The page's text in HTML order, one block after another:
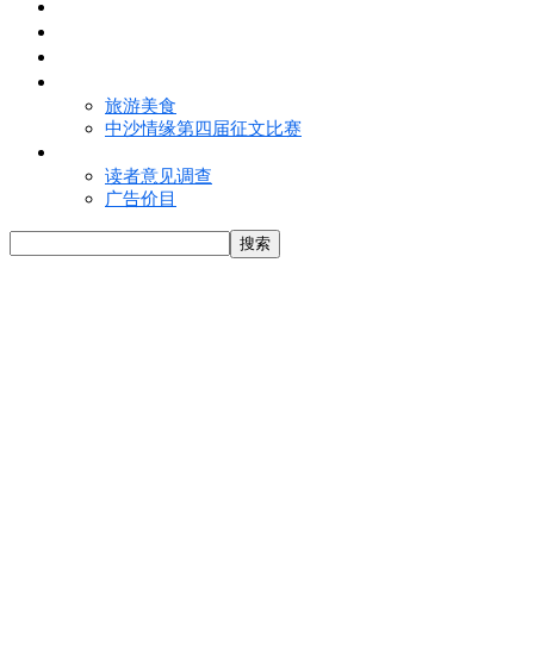
旅游美食
中沙情缘第四届征文比赛
读者意见调查
广告价目